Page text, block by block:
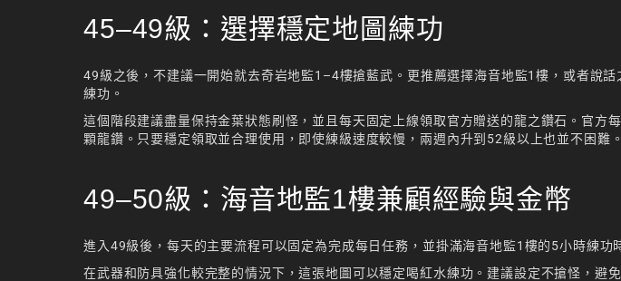
45–49級：選擇穩定地圖練功
49級之後，不建議一開始就去奇岩地監1–4樓搶藍武。更推薦選擇海音地監1樓，或者說
練功。
這個階段建議盡量保持金葉狀態刷怪，並且每天固定上線領取官方贈送的龍之鑽石。官方
顆龍鑽。只要穩定領取並合理使用，即使練級速度較慢，兩週內升到52級以上也並不困難。
49–50級：海音地監1樓兼顧經驗與金幣
進入49級後，每天的主要流程可以固定為完成每日任務，並掛滿海音地監1樓的5小時練功
在武器和防具強化較完整的情況下，這張地圖可以穩定喝紅水練功。建議設定不搶怪，避